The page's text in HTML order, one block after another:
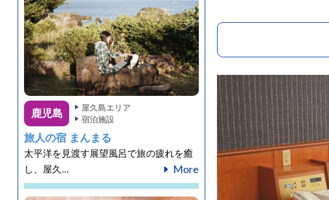
鹿児島
屋久島エリア
宿泊施設
旅人の宿 まんまる
太平洋を見渡す展望風呂で旅の疲れを癒
し、屋久...
More